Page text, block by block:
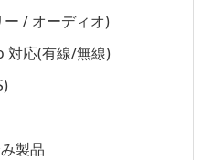
/ オーディオ)
対応(有線/無線)
製品